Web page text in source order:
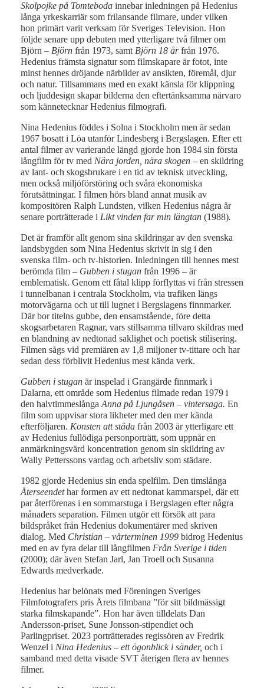
Skolpojke på Tomteboda innebar inledningen på Hedenius
långa yrkeskarriär som frilansande filmare, under vilken
hon primärt varit verksam för Sveriges Television. Hon
följde senare upp debuten med ytterligare två filmer om
Björn – Björn från 1973, samt Björn 18 årfrån 1976.
Hedenius främsta signatur som filmskapare är fotot, inte
minst hennes dröjande närbilder av ansikten, föremål, djur
och natur. Tillsammans med en exakt känsla för klippning
och ljuddesign skapar bilderna den eftertänksamma närvaro
som kännetecknar Hedenius filmografi.
Nina Hedenius föddes i Solna i Stockholm men är sedan
1967 bosatt i Löa utanför Lindesberg i Bergslagen. Efter ett
antal filmer av varierande längd gjorde hon 1984 sin första
långfilm för tv med Nära jorden, nära skogen – en skildring
av lant- och skogsbrukare i en tid av teknisk utveckling,
men också miljöförstöring och svåra ekonomiska
förutsättningar. I filmen hörs bland annat musik av
kompositören Ralph Lundsten, vilken Hedenius några år
senare porträtterade i Likt vinden far min längtan (1988).
Det är framför allt genom sina skildringar av den svenska
landsbygden som Nina Hedenius skrivit in sig i den
svenska film- och tv-historien. Inledningen till hennes mest
berömda film – Gubben i stugan från 1996 – är
emblematisk. Genom ett fåtal klipp förflyttas vi från stressen
i tunnelbanan i centrala Stockholm, via trafiken längs
motorvägarna och ut till lugnet i Bergslagens finnmarker.
Där bor titelns gubbe, den ensamstående, före detta
skogsarbetaren Ragnar, vars stillsamma tillvaro skildras med
en blandning av nedtonad saklighet och poetisk stilisering.
Filmen sågs vid premiären av 1,8 miljoner tv-tittare och har
sedan dess förblivit Hedenius mest kända verk.
Gubben i stugan är inspelad i Grangärde finnmark i
Dalarna, ett område som Hedenius filmade redan 1979 i
den halvtimmeslånga Anna på Ljungåsen – vintersaga. En
film som uppvisar stora likheter med den mer kända
efterföljaren. Konsten att städa från 2003 är ytterligare ett
av Hedenius fullödiga personporträtt, som uppnår en
anmärkningsvärd koncentration genom sin skildring av
Wally Petterssons vardag och arbetsliv som städare.
1982 gjorde Hedenius sin enda spelfilm. Den timslånga
Återseendethar formen av ett nedtonat kammarspel, där ett
par återförenas i en sommarstuga i Bergslagen efter några
månaders separation. Filmen utgör ett försök att para
bildspråket från Hedenius dokumentärer med skriven
dialog. Med Christian – vårterminen 1999 bidrog Hedenius
med en av fyra delar till långfilmen Från Sverige i tiden
(2000); där även Stefan Jarl, Jan Troell och Susanna
Edwards medverkade.
Hedenius har belönats med Föreningen Sveriges
Filmfotografers pris Årets filmbana ”för sitt bildmässigt
starka filmskapande”. Hon har även tilldelats Dan
Andersson-priset, Sune Jonsson-stipendiet och
Parlingpriset. 2023 porträtterades regissören av Fredrik
Wenzel i Nina Hedenius – ett ögonblick i sänder, och i
samband med detta visade SVT återigen flera av hennes
filmer.